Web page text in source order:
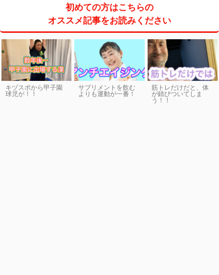
初めての方はこちらの
オススメ記事をお読みください
キヅスポから甲子園
球児が！！
サプリメントを飲む
よりも運動が一番！
筋トレだけだと、体
が錆びついてしま
う！！